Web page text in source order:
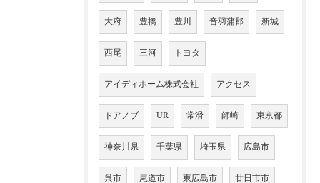
大府 豊橋 豊川 音羽蒲郡 新城
西尾 三河 トヨタ
アイディホーム株式会社 アクセス
ドアノブ UR 常滑 師崎 東京都
神奈川県 千葉県 埼玉県 広島市
呉市 尾道市 東広島市 廿日市市